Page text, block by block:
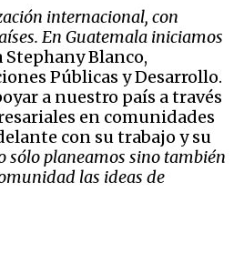
internacional, con
En Guatemala iniciamos
Stephany Blanco,
Públicas y Desarrollo.
a nuestro país a través
en comunidades
con su trabajo y su
sólo planeamos sino también
las ideas de